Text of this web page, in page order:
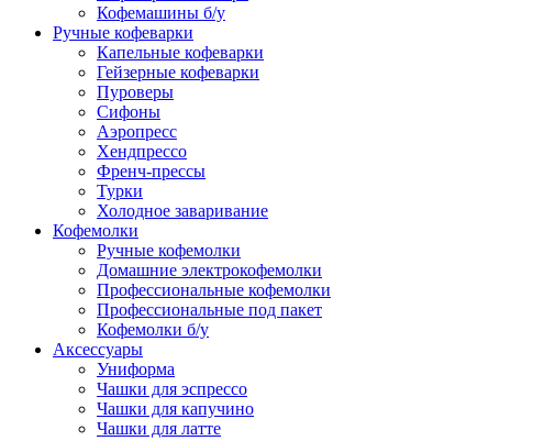
Кофемашины б/у
Ручные кофеварки
Капельные кофеварки
Гейзерные кофеварки
Пуроверы
Сифоны
Аэропресс
Хендпрессо
Френч-прессы
Турки
Холодное заваривание
Кофемолки
Ручные кофемолки
Домашние электрокофемолки
Профессиональные кофемолки
Профессиональные под пакет
Кофемолки б/у
Аксессуары
Униформа
Чашки для эспрессо
Чашки для капучино
Чашки для латте